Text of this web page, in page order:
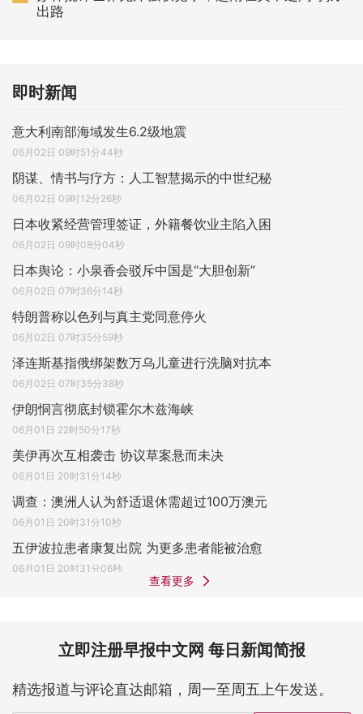
出路
即时新闻
意大利南部海域发生6.2级地震
06月02日 09时51分44秒
阴谋、情书与疗方：人工智慧揭示的中世纪秘
06月02日 09时12分26秒
日本收紧经营管理签证，外籍餐饮业主陷入困
06月02日 09时08分04秒
日本舆论：小泉香会驳斥中国是“大胆创新”
06月02日 07时36分14秒
特朗普称以色列与真主党同意停火
06月02日 07时35分59秒
泽连斯基指俄绑架数万乌儿童进行洗脑对抗本
06月02日 07时35分38秒
伊朗恫言彻底封锁霍尔木兹海峡
06月01日 22时50分17秒
美伊再次互相袭击 协议草案悬而未决
06月01日 20时31分14秒
调查：澳洲人认为舒适退休需超过100万澳元
06月01日 20时31分10秒
五伊波拉患者康复出院 为更多患者能被治愈
06月01日 20时31分06秒
查看更多
立即注册早报中文网 每日新闻简报
精选报道与评论直达邮箱，周一至周五上午发送。